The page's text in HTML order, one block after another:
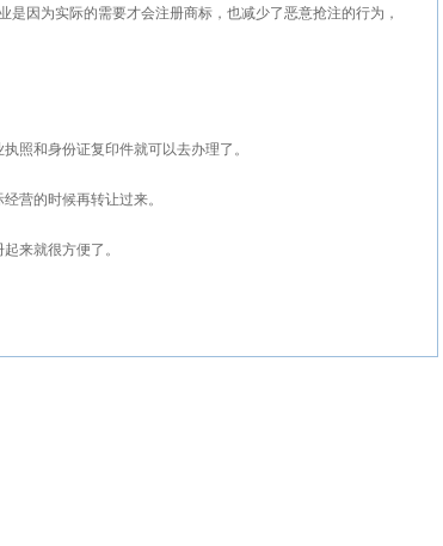
因为实际的需要才会注册商标，也减少了恶意抢注的行为，
照和身份证复印件就可以去办理了。
营的时候再转让过来。
来就很方便了。